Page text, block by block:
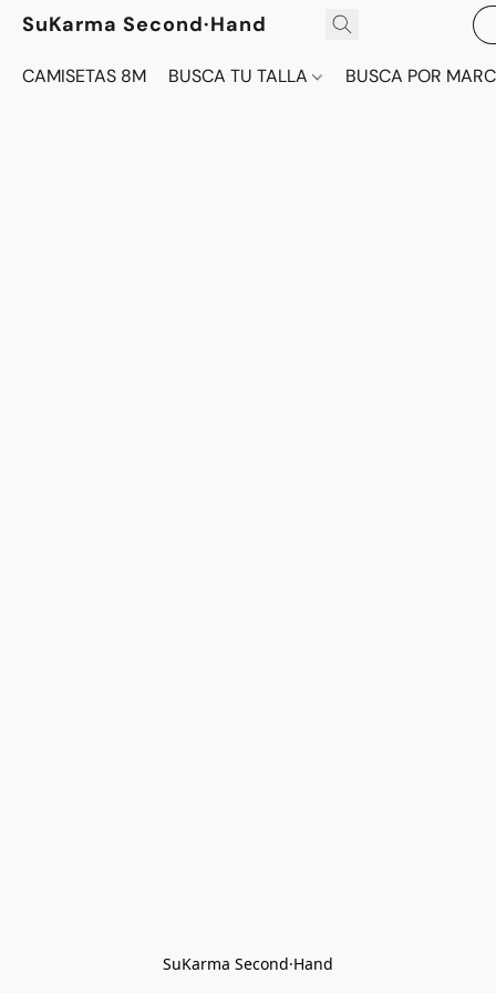
SuKarma Second·Hand
CAMISETAS 8M BUSCA TU TALLA BUSCA POR
SuKarma Second·Hand